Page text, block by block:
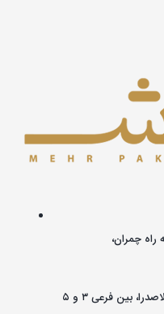
چمران،
بین فرعی ۳ و ۵